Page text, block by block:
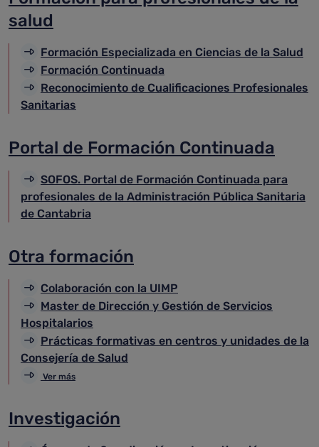
salud
Formación Especializada en Ciencias de la Salud
Formación Continuada
Reconocimiento de Cualificaciones Profesionales
Sanitarias
Portal de Formación Continuada
SOFOS. Portal de Formación Continuada para
profesionales de la Administración Pública Sanitaria
de Cantabria
Otra formación
Colaboración con la UIMP
Master de Dirección y Gestión de Servicios
Hospitalarios
Prácticas formativas en centros y unidades de la
Consejería de Salud
Ver más
Investigación